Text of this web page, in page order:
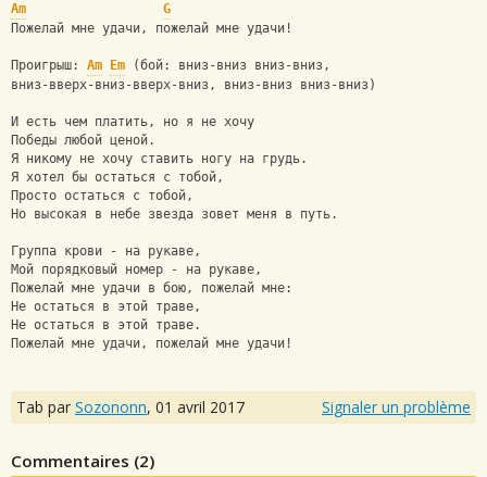
Am
G
Пожелай мне удачи, пожелай мне удачи!
Проигрыш: Am Em (бой: вниз-вниз вниз-вниз,
вниз-вверх-вниз-вверх-вниз, вниз-вниз вниз-вниз)
И есть чем платить, но я не хочу
Победы любой ценой.
Я никому не хочу ставить ногу на грудь.
Я хотел бы остаться с тобой,
Просто остаться с тобой,
Но высокая в небе звезда зовет меня в путь.
Группа крови - на рукаве,
Мой порядковый номер - на рукаве,
Пожелай мне удачи в бою, пожелай мне:
Не остаться в этой траве,
Не остаться в этой траве.
Пожелай мне удачи, пожелай мне удачи!
Tab par Sozononn, 01 avril 2017 Signaler un problème
Commentaires (2)